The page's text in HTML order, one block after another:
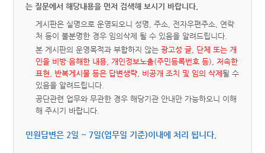
는 질문에서 해당내용을 먼저 검색해 보시기 바랍니다.
게시판은 실명으로 운영되오니 성명, 주소, 전자우편주소, 연락
처 등이 불분명한 경우 임의삭제 될 수 있음을 알려드립니다.
본 게시판의 운영목적과 부합하지 않는광고성 글, 단체 또는 개
인을 비방·음해한 내용, 개인정보노출(주민등록번호 등), 저속한
표현, 반복게시물 등은 답변생략, 비공개 조치 및 임의 삭제될 수
있음을 알려드립니다.
공단관련 업무와 무관한 경우 해당기관 안내만 가능하오니 이해
해 주시기 바랍니다.
민원답변은 2일 ~ 7일(업무일 기준)이내에 처리 됩니다.